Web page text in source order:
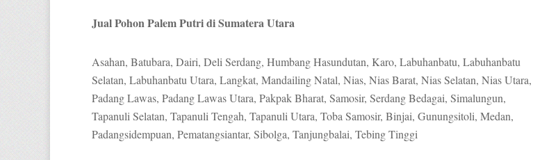
Jual Pohon Palem Putri di Sumatera Utara
Asahan, Batubara, Dairi, Deli Serdang, Humbang Hasundutan, Karo, Labuhanbatu, Labuhanbatu
Selatan, Labuhanbatu Utara, Langkat, Mandailing Natal, Nias, Nias Barat, Nias Selatan, Nias Utara,
Padang Lawas, Padang Lawas Utara, Pakpak Bharat, Samosir, Serdang Bedagai, Simalungun,
Tapanuli Selatan, Tapanuli Tengah, Tapanuli Utara, Toba Samosir, Binjai, Gunungsitoli, Medan,
Padangsidempuan, Pematangsiantar, Sibolga, Tanjungbalai, Tebing Tinggi